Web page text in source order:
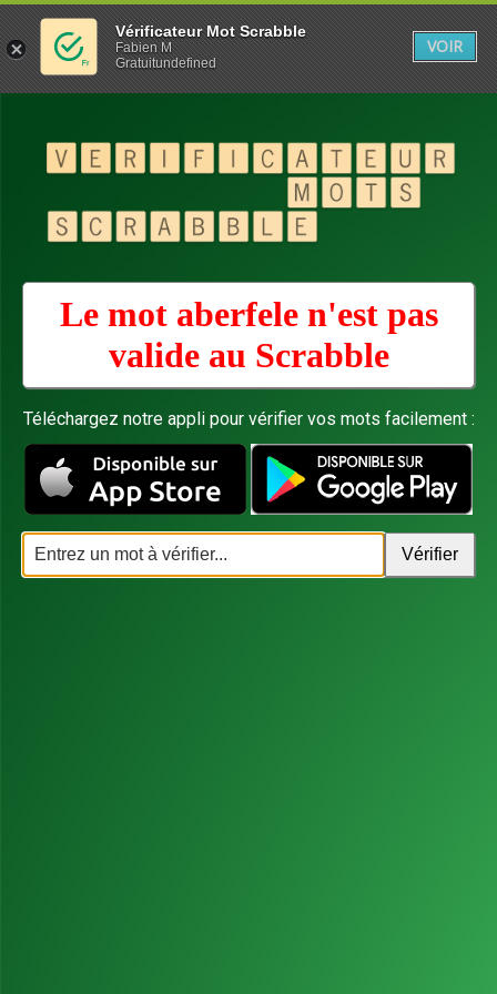
Le mot aberfele n'est pas
valide au Scrabble
Téléchargez notre appli pour vérifier vos mots facilement :
Vérificateur Mot Scrabble
Fabien M
Gratuitundefined
VOIR